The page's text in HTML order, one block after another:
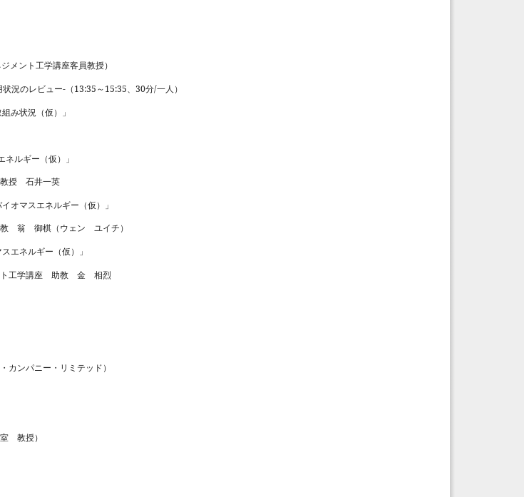
ント工学講座客員教授）
況のレビュー- （13:35～15:35、 30分/一人）
み状況（仮）」
ルギー（仮）」
授 石井一英
のバイオマスエネルギー（仮）」
翁 御棋（ウェン ユイチ）
エネルギー（仮）」
ト工学講座 助教 金 相烈
カンパニー・リミテッド）
教授）